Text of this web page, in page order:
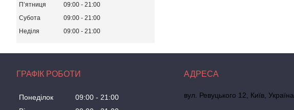
Пʼятниця
09:00
21:00
Субота
09:00
21:00
Неділя
09:00 21:00
ГРАФІК РОБОТИ
Понеділок 09:00
21:00
вул. Ревуцького 12, Київ, Україна